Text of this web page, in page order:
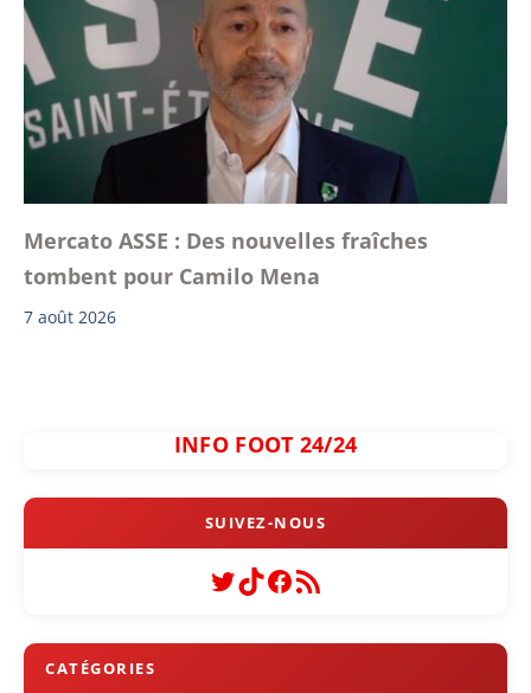
Mercato ASSE : Des nouvelles fraîches
tombent pour Camilo Mena
7 août 2026
INFO FOOT 24/24
Twitter
TikTok
Facebook
Flux RSS